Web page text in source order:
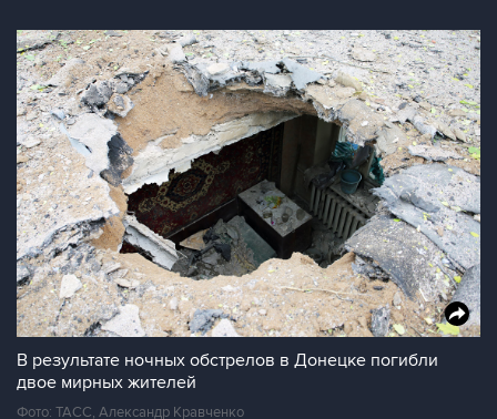
В результате ночных обстрелов в Донецке погибли
двое мирных жителей
Фото: ТАСС, Александр Кравченко